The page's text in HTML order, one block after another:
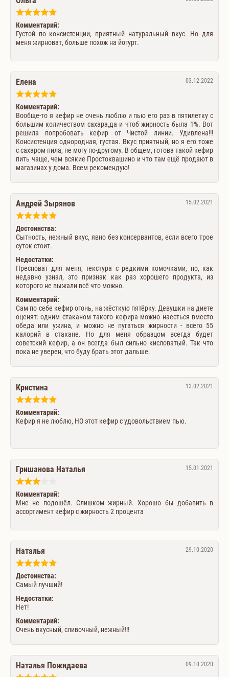
Комментарий:
Густой по консистенции, приятный натуральный вкус. Но для
меня жирноват, больше похож на йогурт.
03.12.2022
Елена
Комментарий:
Вообще-то я кефир не очень люблю и пью его раз в пятилетку с
большим количеством сахара,да и чтоб жирность была 1%. Вот
решила попробовать кефир от Чистой линии. Удивлена!!!
Консистенция однородная, густая. Вкус приятный, но я его тоже
с сахаром пила, не могу по-другому. В общем, готова такой кефир
пить чаще, чем всякие Простоквашино и что там ещё продают в
магазинах у дома. Всем рекомендую!
15.02.2021
Андрей Зырянов
Достоинства:
Сытность, нежный вкус, явно без консервантов, если всего трое
суток стоит.
Недостатки:
Пресноват для меня, текстура с редкими комочками, но, как
недавно узнал, это признак как раз хорошего продукта, из
которого не выжали всё что можно.
Комментарий:
Сам по себе кефир огонь, на жёсткую пятёрку. Девушки на диете
оценят: одним стаканом такого кефира можно наесться вместо
обеда или ужина, и можно не пугаться жирности - всего 55
калорий в стакане. Но для меня образцом всегда будет
советский кефир, а он всегда был сильно кисловатый. Так что
пока не уверен, что буду брать этот дальше.
13.02.2021
Кристина
Комментарий:
Кефир я не люблю, НО этот кефир с удовольствием пью.
15.01.2021
Гришанова Наталья
Комментарий:
Мне не подошёл. Слишком жирный. Хорошо бы добавить в
ассортимент кефир с жирность 2 процента
29.10.2020
Наталья
Достоинства:
Самый лучший!
Недостатки:
Нет!
Комментарий:
Очень вкусный, сливочный, нежный!!!
09.10.2020
Наталья Пожидаева